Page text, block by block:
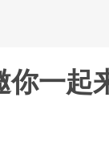
你一起